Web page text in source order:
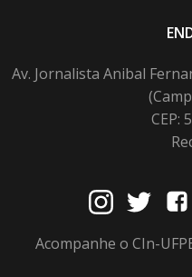
Av. Jornalista Anibal
CEP:
Acompanhe o CIn-